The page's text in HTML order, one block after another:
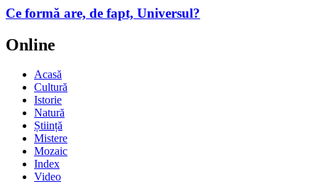
Ce formă are, de fapt, Universul?
Online
Acasă
Cultură
Istorie
Natură
Știință
Mistere
Mozaic
Index
Video